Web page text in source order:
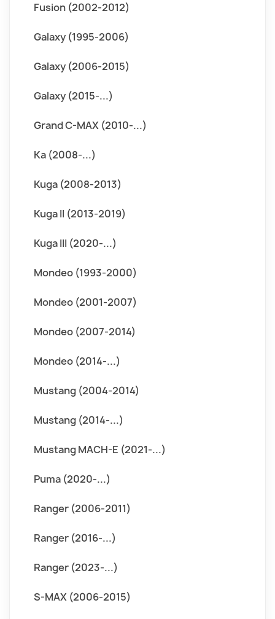
Fusion (2002-2012)
Galaxy (1995-2006)
Galaxy (2006-2015)
Galaxy (2015-...)
Grand C-MAX (2010-...)
Ka (2008-...)
Kuga (2008-2013)
Kuga II (2013-2019)
Kuga III (2020-...)
Mondeo (1993-2000)
Mondeo (2001-2007)
Mondeo (2007-2014)
Mondeo (2014-...)
Mustang (2004-2014)
Mustang (2014-...)
Mustang MACH-E (2021-...)
Puma (2020-...)
Ranger (2006-2011)
Ranger (2016-...)
Ranger (2023-...)
S-MAX (2006-2015)